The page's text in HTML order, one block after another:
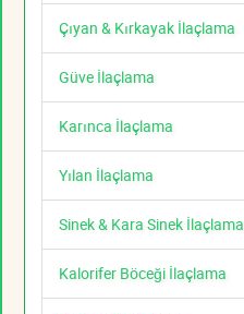
Çıyan & Kırkayak İlaçlama
Güve İlaçlama
Karınca İlaçlama
Yılan İlaçlama
Sinek & Kara Sinek İlaçlama
Kalorifer Böceği İlaçlama